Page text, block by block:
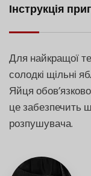
Інструкція
Для найкращої
солодкі щільні
Яйця
це забезпечить
розпушувача.